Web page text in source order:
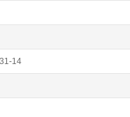
！医療/福祉業界の正社員/パ
介護】＊求人情報収集、将
電話などご希望に応じてお
職相談、求人紹介、年収交
用いただけます。＜非公開
ます。
14